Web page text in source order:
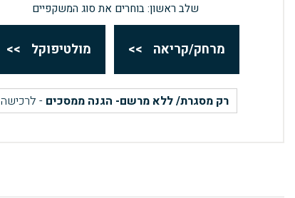
שלב ראשון: בוחרים את סוג המשקפיים
מרחק/קריאה >> מולטיפוקל >>
רק מסגרת/ ללא מרשם- הגנה ממסכים - לרכישה